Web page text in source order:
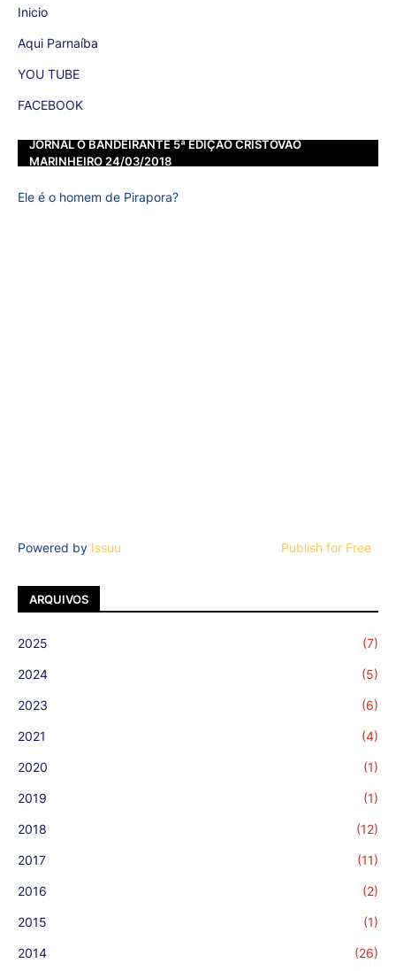
Inicio
Aqui Parnaíba
YOU TUBE
FACEBOOK
JORNAL O BANDEIRANTE 5ª EDIÇÃO CRISTOVÃO
MARINHEIRO 24/03/2018
Ele é o homem de Pirapora?
Powered by Issuu Publish for Free
ARQUIVOS
2025 (7)
2024 (5)
2023 (6)
2021 (4)
2020 (1)
2019 (1)
2018 (12)
2017 (11)
2016 (2)
2015 (1)
2014 (26)